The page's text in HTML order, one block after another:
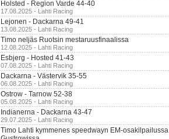
Holsted - Region Varde 44-40
17.08.2025 - Lahti Racing
Lejonen - Dackarna 49-41
13.08.2025 - Lahti Racing
Timo neljäs Ruotsin mestaruusfinaalissa
12.08.2025 - Lahti Racing
Esbjerg - Hosted 41-43
07.08.2025 - Lahti Racing
Dackarna - Västervik 35-55
06.08.2025 - Lahti Racing
Ostrow - Tarnow 52-38
05.08.2025 - Lahti Racing
Indianerna - Dackarna 43-47
29.07.2025 - Lahti Racing
Timo Lahti kymmenes speedwayn EM-osakilpailussa